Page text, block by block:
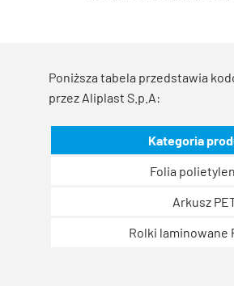
Poniższa tabela przedstawia
przez Aliplast S.p.A:
Kategoria
Folia
Arkusz
Rolki laminowane